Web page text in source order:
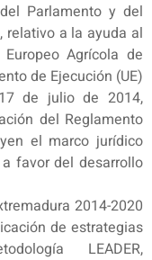
Parlamento y del
relativo a la ayuda al
Agrícola de
de Ejecución (UE)
de julio de 2014,
del Reglamento
el marco jurídico
favor del desarrollo
2014-2020
de estrategias
LEADER,